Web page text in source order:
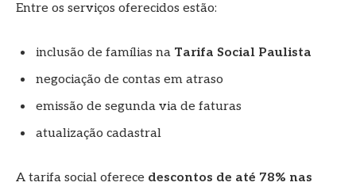
Entre os serviços oferecidos estão:
inclusão de famílias na Tarifa Social Paulista
negociação de contas em atraso
emissão de segunda via de faturas
atualização cadastral
A tarifa social oferece descontos de até 78% nas